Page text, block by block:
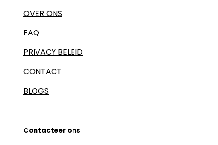
OVER ONS
FAQ
PRIVACY BELEID
CONTACT
BLOGS
Contacteer ons